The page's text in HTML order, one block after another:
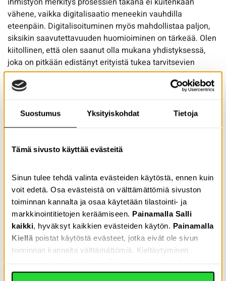
Suostumus Yksityiskohdat Tietoja
Tämä sivusto käyttää evästeitä
Sinun tulee tehdä valinta evästeiden käytöstä, ennen kuin
voit edetä. Osa evästeistä on välttämättömiä sivuston
toiminnan kannalta ja osaa käytetään tilastointi- ja
markkinointitietojen keräämiseen. Painamalla Salli
kaikki , hyväksyt kaikkien evästeiden käytön. Painamalla
Kiellä poistat käytöstä evästeet, jotka eivät ole sivun
toiminnan kannalta välttämättömiä. Kieltäytyminen
Youtube-videot eivät toimi. Voit lukea Tietoja-välilehdeltä,
vähene, vaikka digitalisaatio meneekin vauhdilla
eteenpäin. Digitalisoituminen myös mahdollistaa paljon,
siksikin saavutettavuuden huomioiminen on tärkeää. Olen
kiitollinen, että olen saanut olla mukana yhdistyksessä,
joka on pitkään edistänyt erityistä tukea tarvitsevien
henkilöiden itsenäisyyttä ja osallisuutta. Tästä on hyvä
jatkaa, yhtä kokemusta rikkaampana.
Kirjoittaja
Terhi opiskelee yhteisöpedagogiksi Humanistisessa
kevään 2021 aikana Selkeästi meille -hankkeessa.
Jaa artikkeli